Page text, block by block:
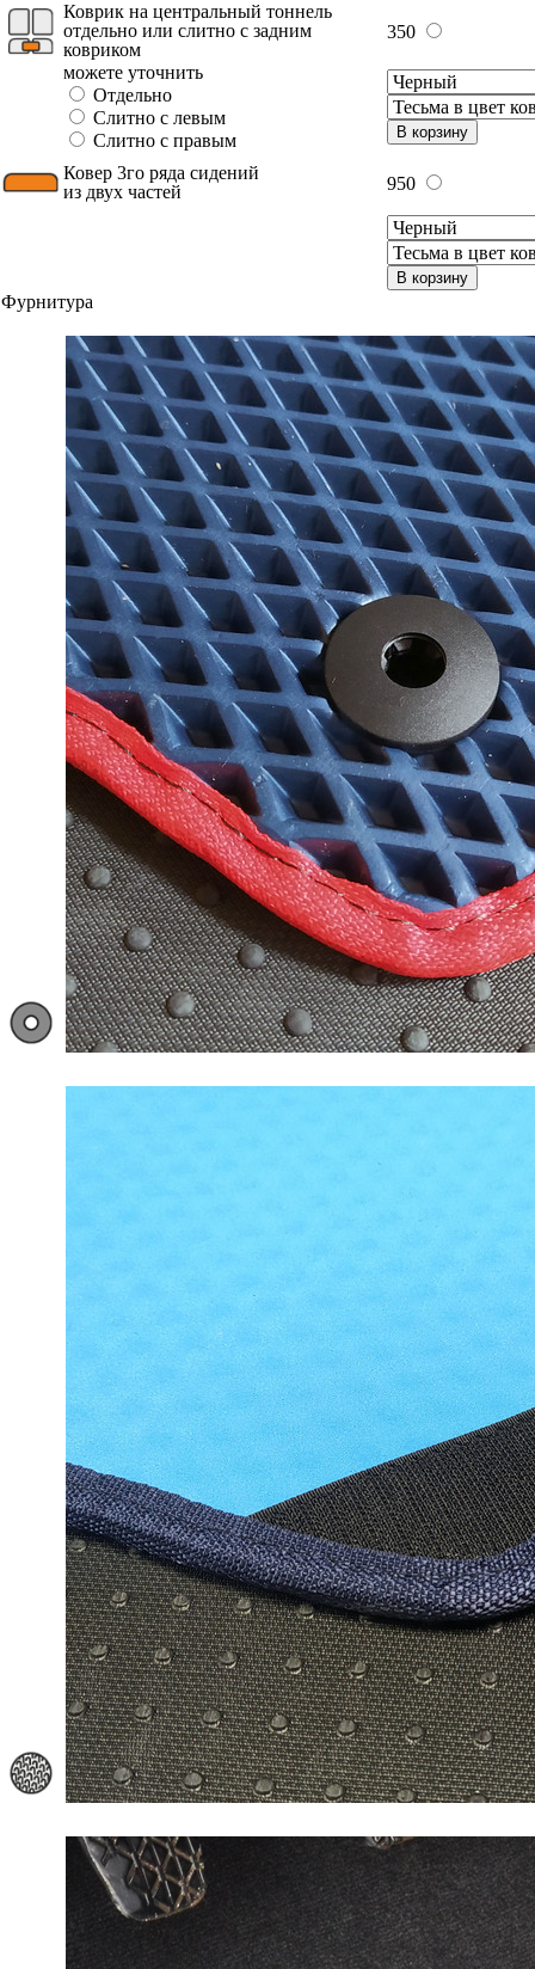
Коврик на центральный тоннель
отдельно или слитно с задним
ковриком
350
можете уточнить
Отдельно
Слитно с левым
Слитно с правым
В корзину
Ковер 3го ряда сидений
из двух частей
950
В корзину
Фурнитура